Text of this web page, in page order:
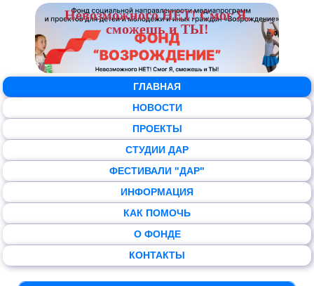
Невозможного НЕТ! Смог Я,
сможешь и ТЫ!
ГЛАВНАЯ
НОВОСТИ
ПРОЕКТЫ
СТУДИИ ДАР
ФЕСТИВАЛИ "ДАР"
ИНФОРМАЦИЯ
КАК ПОМОЧЬ
О ФОНДЕ
КОНТАКТЫ